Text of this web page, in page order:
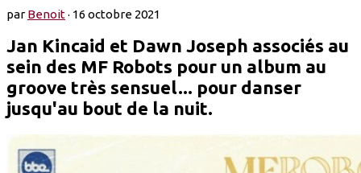
parBenoit· 16 octobre 2021
Jan Kincaid et Dawn Joseph associés au
sein des MF Robots pour un album au
groove très sensuel... pour danser
jusqu'au bout de la nuit.